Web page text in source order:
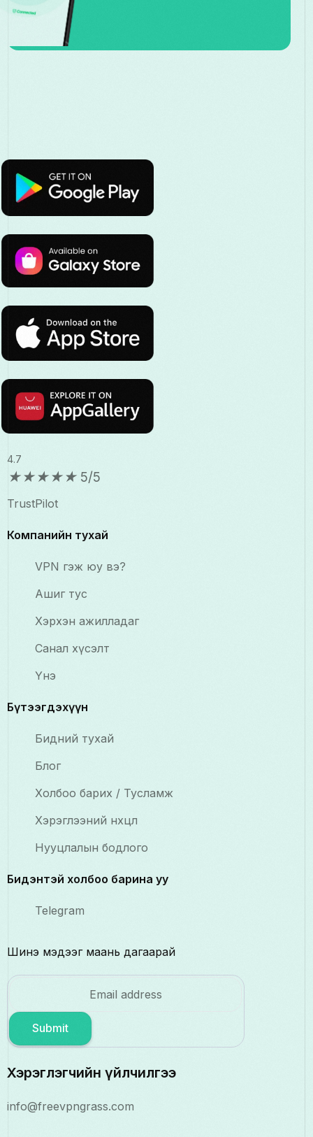
4.7
★★★★★ 5/5
TrustPilot
Компанийн тухай
VPN гэж юу вэ?
Ашиг тус
Хэрхэн ажилладаг
Санал хүсэлт
Үнэ
Бүтээгдэхүүн
Бидний тухай
Блог
Холбоо барих / Тусламж
Хэрэглээний нөхцөл
Нууцлалын бодлого
Бидэнтэй холбоо барина уу
Telegram
Шинэ мэдээг маань дагаарай
Submit
Хэрэглэгчийн үйлчилгээ
info@freevpngrass.com